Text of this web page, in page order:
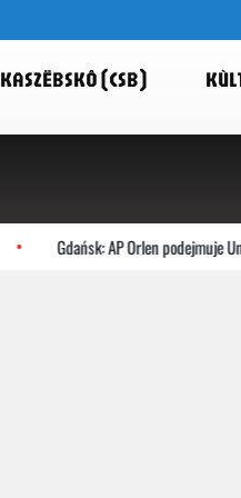
KASZËBSKÔ (CSB)
Gdańsk: AP Orlen podejmuje